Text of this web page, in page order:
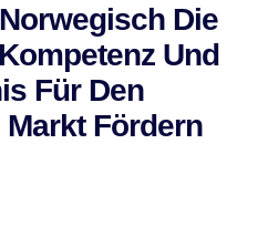
Die
Und
Für Den
Fördern